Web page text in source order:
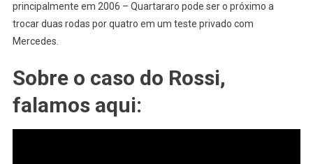
principalmente em 2006 – Quartararo pode ser o próximo a
trocar duas rodas por quatro em um teste privado com
Mercedes.
Sobre o caso do Rossi,
falamos aqui: